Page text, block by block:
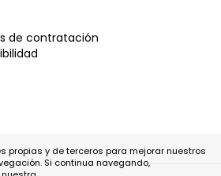
de contratación
propias y de terceros para mejorar nuestros
Si continua navegando,